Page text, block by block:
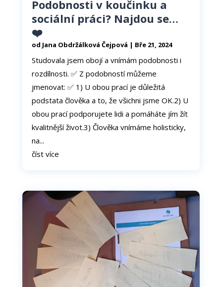
Podobnosti v koučinku a
sociální práci? Najdou se…
❤️
od Jana Obdržálková Čejpová | Bře 21, 2024
Studovala jsem obojí a vnímám podobnosti i
rozdílnosti. ✅ Z podobností můžeme
jmenovat: ✅ 1) U obou prací je důležitá
podstata člověka a to, že všichni jsme OK.2) U
obou prací podporujete lidi a pomáháte jím žít
kvalitnější život.3) Člověka vnímáme holisticky,
na...
číst více
Nezbytné
soubory
volitelné.
nezbytné
fungování
stránek.
Abychom
mohli
webových
stránek na
základě
toho, jak